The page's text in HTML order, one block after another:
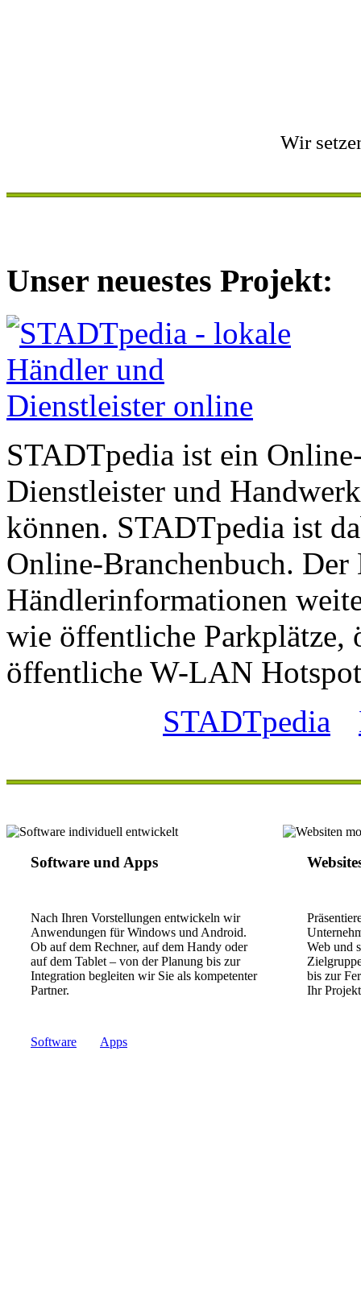
Wir
Unser neuestes Projekt:
STADTpedia ist ein
Dienstleister und
können. STADTpedia ist
Online-Branchenbuch. Der
Händlerinformationen
wie öffentliche Parkplätze,
öffentliche W-LAN
STADTpedia
Software und Apps
Nach Ihren Vorstellungen entwickeln wir
Anwendungen für Windows und Android.
Ob auf dem Rechner, auf dem Handy oder
auf dem Tablet – von der Planung bis zur
Integration begleiten wir Sie als kompetenter
Partner.
Software Apps
Web und
bis zur
Ihr